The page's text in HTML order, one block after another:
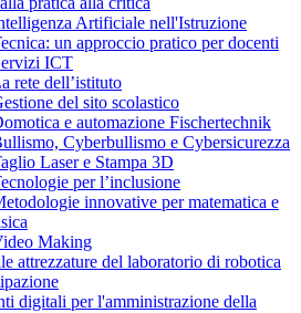
Artificiale nell'Istruzione
un approccio pratico per docenti
ICT
rete dell’istituto
del sito scolastico
e automazione Fischertechnik
Cyberbullismo e Cybersicurezza
Laser e Stampa 3D
per l’inclusione
innovative per matematica e
Making
attrezzature del laboratorio di robotica
digitali per l'amministrazione della